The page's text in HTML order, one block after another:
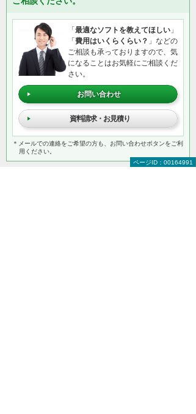
「最適なソフトを教えてほしい 」
「費用はいくらくらい？ 」などの
ご相談も承っておりますので、気
になることはお気軽にご相談くだ
さい。
お問い合わせ
資料請求・お見積り
＊メールでの連絡をご希望の方も、お問い合わせボタンをご利
用ください。
ページID：00164991